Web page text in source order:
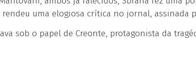
uma elogiosa crítica no jornal, assinada
sob o papel de Creonte, protagonista da